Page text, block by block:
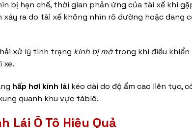
bị hạn chế, thời gian phản ứng của tài xế khi
ra do tài xế không nhìn rõ đường hoặc đang
xử lý tình trạng kính bị mờtrong khi điều khiển
xe.
hấp hơi kính lái kéo dài do độ ẩm cao liên tục,
quanh khu vực táblô.
Lái Ô Tô Hiệu Quả